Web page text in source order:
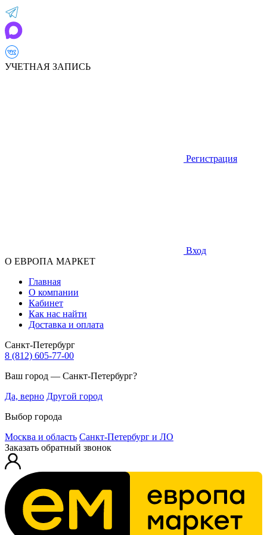
УЧЕТНАЯ ЗАПИСЬ
Регистрация
Вход
О ЕВРОПА МАРКЕТ
Главная
О компании
Кабинет
Как нас найти
Доставка и оплата
Санкт-Петербург
8 (812) 605-77-00
Ваш город — Санкт-Петербург?
Да, верно Другой город
Выбор города
Москва и область Санкт-Петербург и ЛО
Заказать обратный звонок